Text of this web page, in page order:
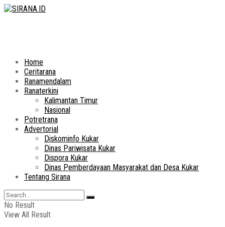
Home
Ceritarana
Ranamendalam
Ranaterkini
Kalimantan Timur
Nasional
Potretrana
Advertorial
Diskominfo Kukar
Dinas Pariwisata Kukar
Dispora Kukar
Dinas Pemberdayaan Masyarakat dan Desa Kukar
Tentang Sirana
No Result
View All Result